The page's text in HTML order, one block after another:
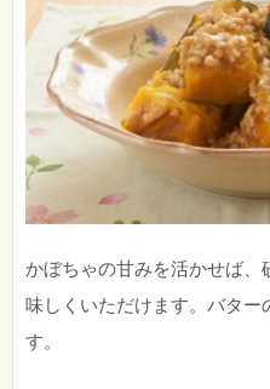
かぼちゃの甘みを活かせば、
味しくいただけます。バター
す。